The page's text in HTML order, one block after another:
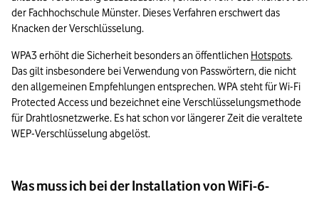
der Fachhochschule Münster. Dieses Verfahren erschwert das
Knacken der Verschlüsselung.
WPA3 erhöht die Sicherheit besonders an öffentlichen Hotspots.
Das gilt insbesondere bei Verwendung von Passwörtern, die nicht
den allgemeinen Empfehlungen entsprechen. WPA steht für Wi-Fi
Protected Access und bezeichnet eine Verschlüsselungsmethode
für Drahtlosnetzwerke. Es hat schon vor längerer Zeit die veraltete
WEP-Verschlüsselung abgelöst.
Was muss ich bei der Installation von WiFi-6-